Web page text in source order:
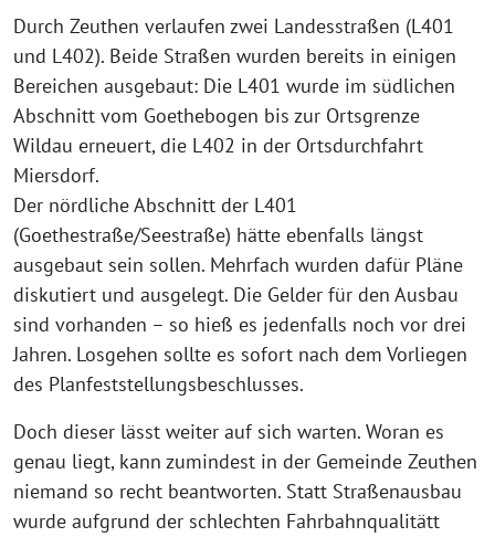
Durch Zeuthen verlaufen zwei Landesstraßen (L401
und L402). Beide Straßen wurden bereits in einigen
Bereichen ausgebaut: Die L401 wurde im südlichen
Abschnitt vom Goethebogen bis zur Ortsgrenze
Wildau erneuert, die L402 in der Ortsdurchfahrt
Miersdorf.
Der nördliche Abschnitt der L401
(Goethestraße/Seestraße) hätte ebenfalls längst
ausgebaut sein sollen. Mehrfach wurden dafür Pläne
diskutiert und ausgelegt. Die Gelder für den Ausbau
sind vorhanden – so hieß es jedenfalls noch vor drei
Jahren. Losgehen sollte es sofort nach dem Vorliegen
des Planfeststellungsbeschlusses.
Doch dieser lässt weiter auf sich warten. Woran es
genau liegt, kann zumindest in der Gemeinde Zeuthen
niemand so recht beantworten. Statt Straßenausbau
wurde aufgrund der schlechten Fahrbahnqualitätt